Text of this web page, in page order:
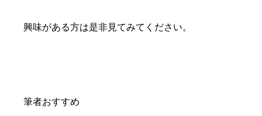
興味がある方は是非見てみてください。
筆者おすすめ